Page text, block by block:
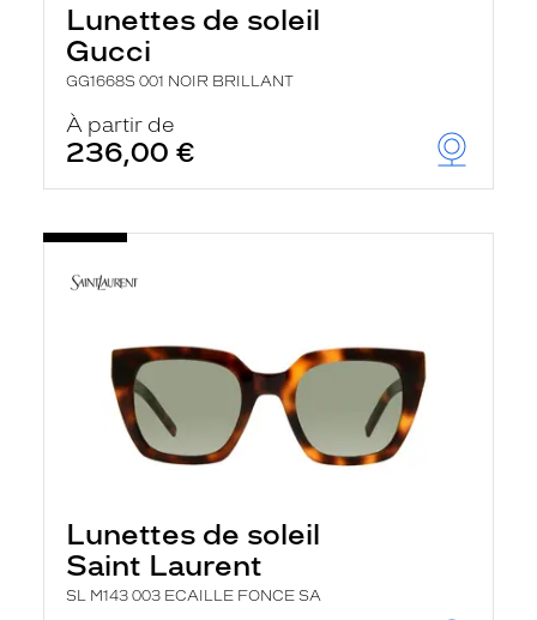
Lunettes de soleil
Gucci
GG1668S 001 NOIR BRILLANT
À partir de
236,00 €
Lunettes de soleil
Saint Laurent
SL M143 003 ECAILLE FONCE SA